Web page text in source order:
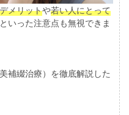
メリットや若い人にとって
といった注意点も無視できま
補綴治療）を徹底解説した